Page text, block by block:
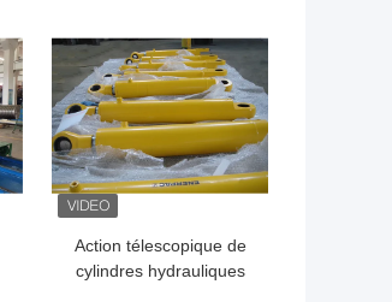
Action télescopique de
cylindres hydrauliques